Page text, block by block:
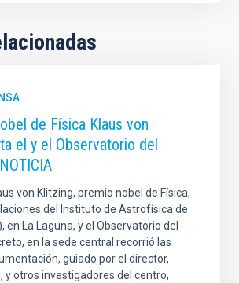
de Física Klaus von
el y el Observatorio del
von Klitzing, premio nobel de Física,
del Instituto de Astrofísica de
en La Laguna, y el Observatorio del
en la sede central recorrió las
guiado por el director,
y otros investigadores del centro,